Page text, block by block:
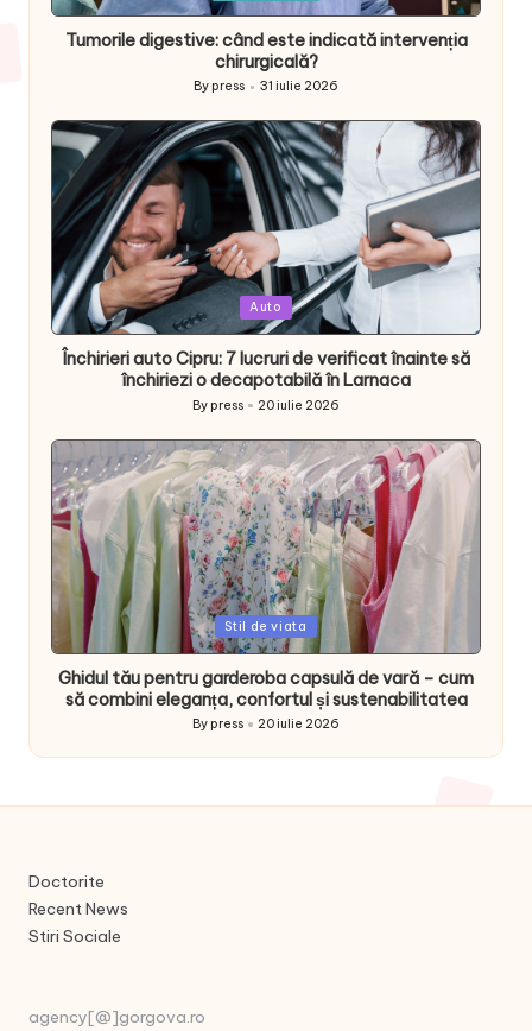
in
Tumorile digestive: când este indicată intervenția
chirurgicală?
Posted
by
By press 31 iulie 2026
Posted
in
Auto
Închirieri auto Cipru: 7 lucruri de verificat înainte să
închiriezi o decapotabilă în Larnaca
Posted
By press 20 iulie 2026
Posted
in
Stil de viata
Ghidul tău pentru garderoba capsulă de vară – cum
să combini eleganța, confortul și sustenabilitatea
Posted
by
By press 20 iulie 2026
Doctorite
Recent News
Stiri Sociale
agency[@]gorgova.ro